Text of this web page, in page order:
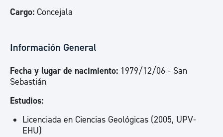
Cargo: Concejala
Información General
Fecha y lugar de nacimiento: 1979/12/06 - San
Sebastián
Estudios:
Licenciada en Ciencias Geológicas (2005, UPV-
EHU)